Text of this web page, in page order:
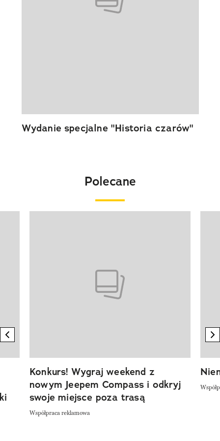
Wydanie specjalne "Historia czarów"
Polecane
previous element
Konkurs! Wygraj weekend z
nowym Jeepem Compass i odkryj
swoje miejsce poza trasą
Współpraca reklamowa